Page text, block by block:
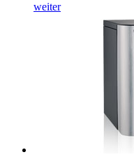
weiter